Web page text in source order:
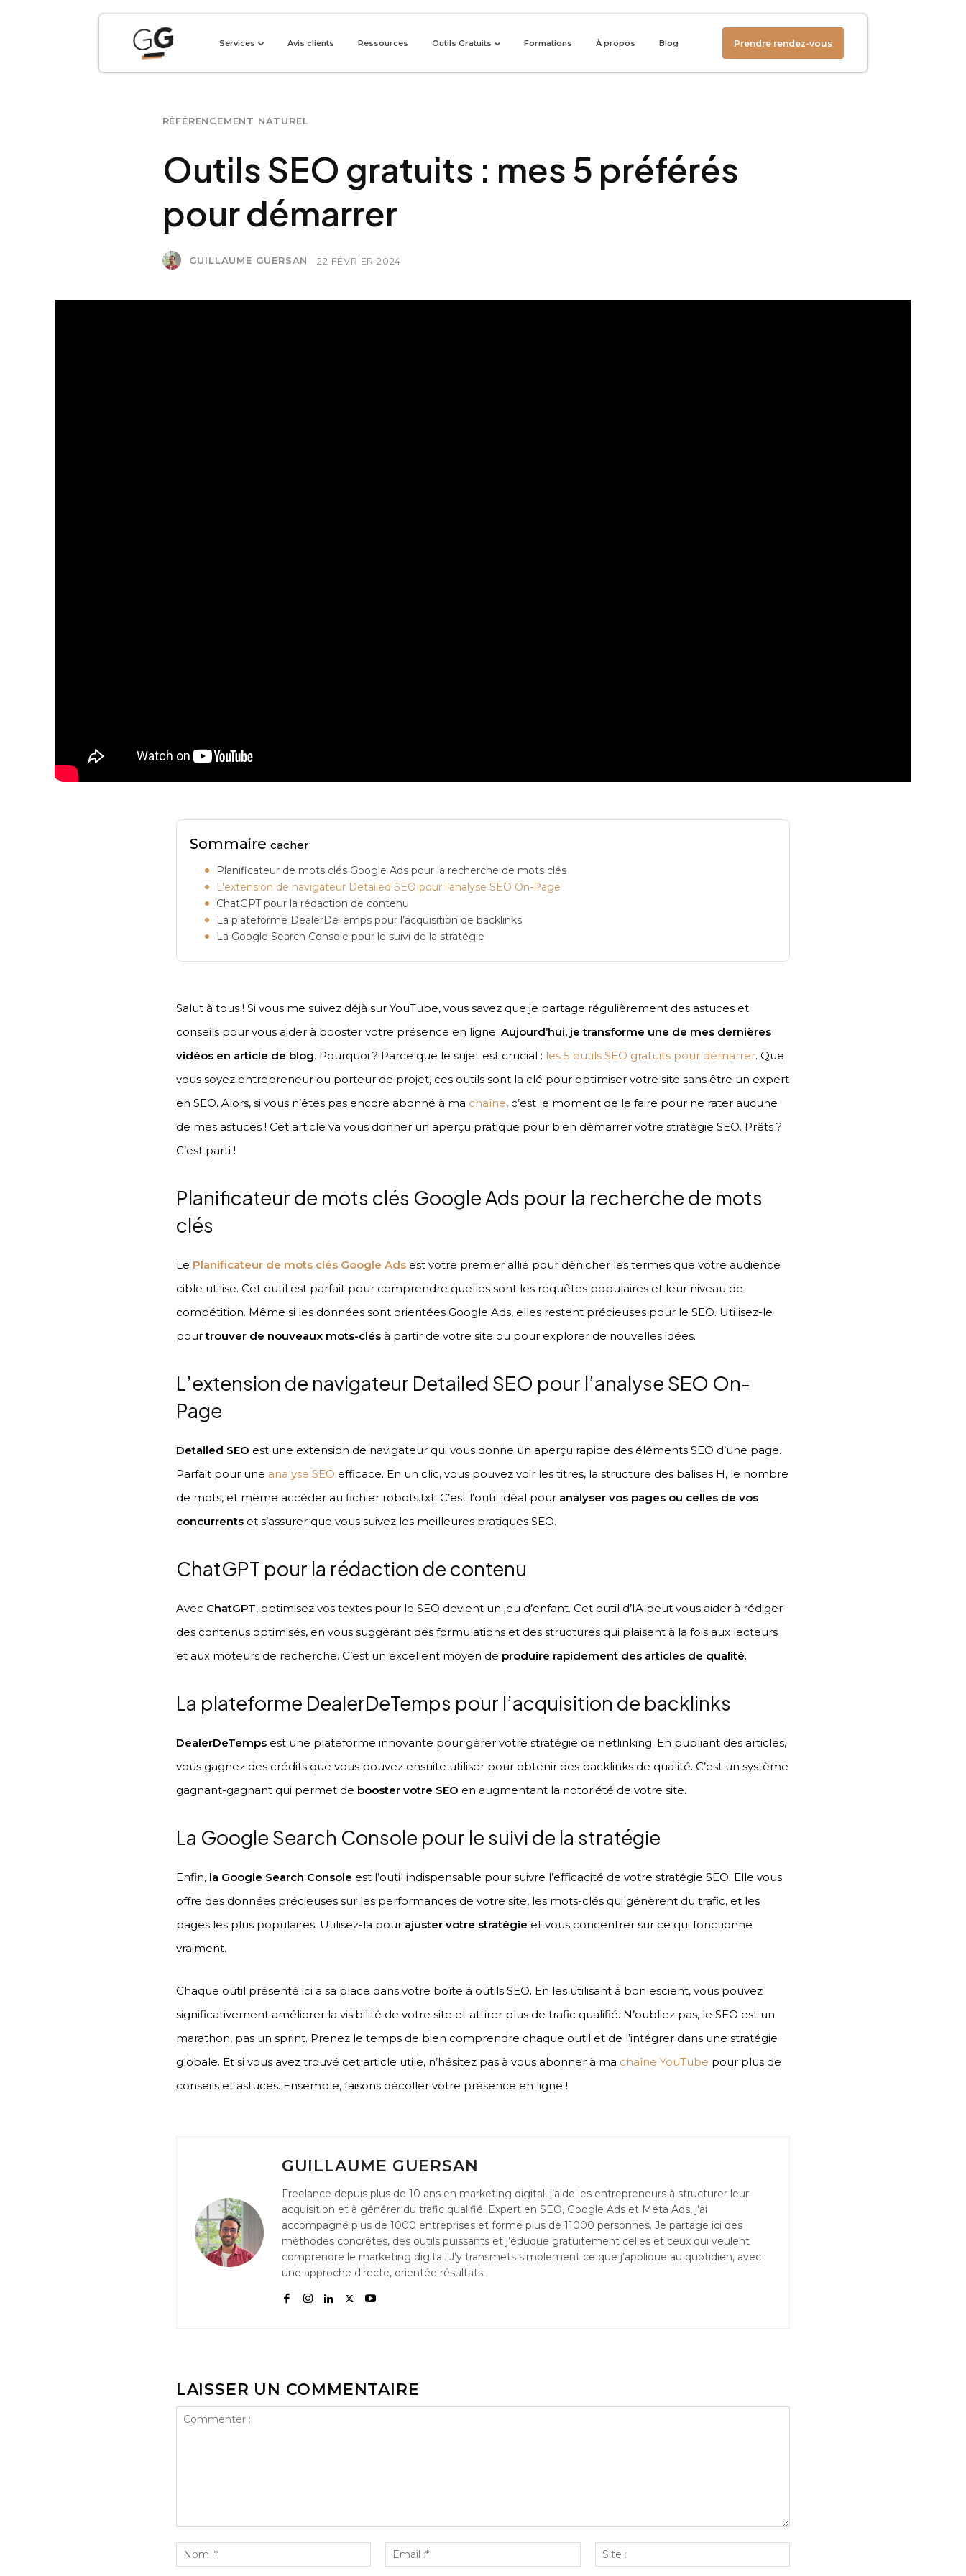
Services Avis clients Ressources Outils Gratuits Formations À propos Blog Prendre rendez-vous
RÉFÉRENCEMENT NATUREL
Outils SEO gratuits : mes 5 préférés
pour démarrer
GUILLAUME GUERSAN 22 FÉVRIER 2024
Sommaire cacher
Planificateur de mots clés Google Ads pour la recherche de mots clés
L’extension de navigateur Detailed SEO pour l’analyse SEO On-Page
ChatGPT pour la rédaction de contenu
La plateforme DealerDeTemps pour l’acquisition de backlinks
La Google Search Console pour le suivi de la stratégie
Salut à tous ! Si vous me suivez déjà sur YouTube, vous savez que je partage régulièrement des astuces et
conseils pour vous aider à booster votre présence en ligne. Aujourd’hui, je transforme une de mes dernières
vidéos en article de blog. Pourquoi ? Parce que le sujet est crucial : les 5 outils SEO gratuits pour démarrer. Que
vous soyez entrepreneur ou porteur de projet, ces outils sont la clé pour optimiser votre site sans être un expert
en SEO. Alors, si vous n’êtes pas encore abonné à ma chaîne, c’est le moment de le faire pour ne rater aucune
de mes astuces ! Cet article va vous donner un aperçu pratique pour bien démarrer votre stratégie SEO. Prêts ?
C’est parti !
Planificateur de mots clés Google Ads pour la recherche de mots
clés
Le Planificateur de mots clés Google Adsest votre premier allié pour dénicher les termes que votre audience
cible utilise. Cet outil est parfait pour comprendre quelles sont les requêtes populaires et leur niveau de
compétition. Même si les données sont orientées Google Ads, elles restent précieuses pour le SEO. Utilisez-le
pourtrouver de nouveaux mots-clésà partir de votre site ou pour explorer de nouvelles idées.
L’extension de navigateur Detailed SEO pour l’analyse SEO On-
Page
Detailed SEO est une extension de navigateur qui vous donne un aperçu rapide des éléments SEO d’une page.
Parfait pour une analyse SEO efficace. En un clic, vous pouvez voir les titres, la structure des balises H, le nombre
de mots, et même accéder au fichier robots.txt. C’est l’outil idéal pour analyser vos pages ou celles de vos
concurrentset s’assurer que vous suivez les meilleures pratiques SEO.
ChatGPT pour la rédaction de contenu
Avec ChatGPT, optimisez vos textes pour le SEO devient un jeu d’enfant. Cet outil d’IA peut vous aider à rédiger
des contenus optimisés, en vous suggérant des formulations et des structures qui plaisent à la fois aux lecteurs
et aux moteurs de recherche. C’est un excellent moyen de produire rapidement des articles de qualité.
La plateforme DealerDeTemps pour l’acquisition de backlinks
DealerDeTempsest une plateforme innovante pour gérer votre stratégie de netlinking. En publiant des articles,
vous gagnez des crédits que vous pouvez ensuite utiliser pour obtenir des backlinks de qualité. C’est un système
gagnant-gagnant qui permet de booster votre SEO en augmentant la notoriété de votre site.
La Google Search Console pour le suivi de la stratégie
Enfin, la Google Search Console est l’outil indispensable pour suivre l’efficacité de votre stratégie SEO. Elle vous
offre des données précieuses sur les performances de votre site, les mots-clés qui génèrent du trafic, et les
pages les plus populaires. Utilisez-la pour ajuster votre stratégie et vous concentrer sur ce qui fonctionne
vraiment.
Chaque outil présenté ici a sa place dans votre boîte à outils SEO. En les utilisant à bon escient, vous pouvez
significativement améliorer la visibilité de votre site et attirer plus de trafic qualifié. N’oubliez pas, le SEO est un
marathon, pas un sprint. Prenez le temps de bien comprendre chaque outil et de l’intégrer dans une stratégie
globale. Et si vous avez trouvé cet article utile, n’hésitez pas à vous abonner à ma chaîne YouTube pour plus de
conseils et astuces. Ensemble, faisons décoller votre présence en ligne !
GUILLAUME GUERSAN
Freelance depuis plus de 10 ans en marketing digital, j’aide les entrepreneurs à structurer leur
acquisition et à générer du trafic qualifié. Expert en SEO, Google Ads et Meta Ads, j’ai
accompagné plus de 1000 entreprises et formé plus de 11000 personnes. Je partage ici des
méthodes concrètes, des outils puissants et j’éduque gratuitement celles et ceux qui veulent
comprendre le marketing digital. J’y transmets simplement ce que j’applique au quotidien, avec
une approche directe, orientée résultats.
LAISSER UN COMMENTAIRE
Nom
:*
Email
:*
: